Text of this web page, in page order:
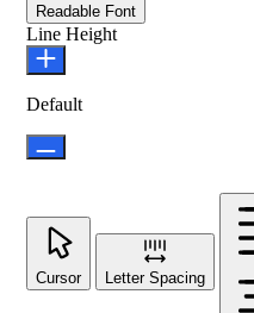
Readable Font
Line Height
Default
Cursor Letter Spacing